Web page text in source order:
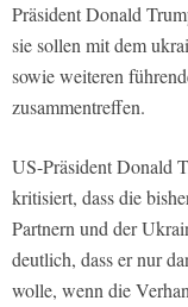
Präsident Donald
sie sollen mit dem
sowie weiteren
zusammentreffen.
US-Präsident Donald
kritisiert, dass die
Partnern und der
deutlich, dass er nur
wolle, wenn die